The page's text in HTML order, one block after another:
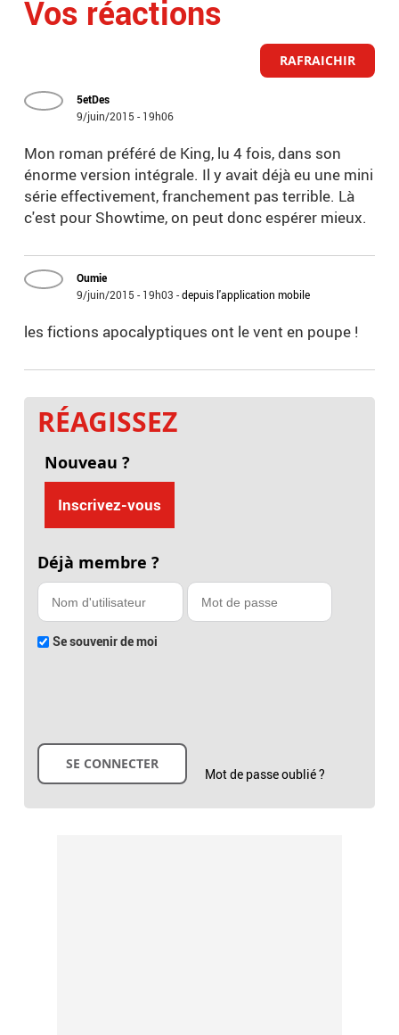
Vos réactions
RAFRAICHIR
5etDes
9/juin/2015 - 19h06
Mon roman préféré de King, lu 4 fois, dans son
énorme version intégrale. Il y avait déjà eu une mini
série effectivement, franchement pas terrible. Là
c'est pour Showtime, on peut donc espérer mieux.
Oumie
9/juin/2015 - 19h03 -depuis l'application mobile
les fictions apocalyptiques ont le vent en poupe !
RÉAGISSEZ
Nouveau ?
Inscrivez-vous
Déjà membre ?
Se souvenir de moi
Mot de passe oublié ?